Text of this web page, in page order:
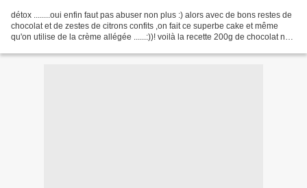
détox ........oui enfin faut pas abuser non plus :) alors avec de bons restes de
chocolat et de zestes de citrons confits ,on fait ce superbe cake et même
qu'on utilise de la crème allégée ......:))! voilà la recette 200g de chocolat noir